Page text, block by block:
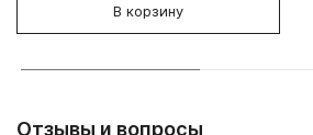
В корзину
Отзывы и вопросы